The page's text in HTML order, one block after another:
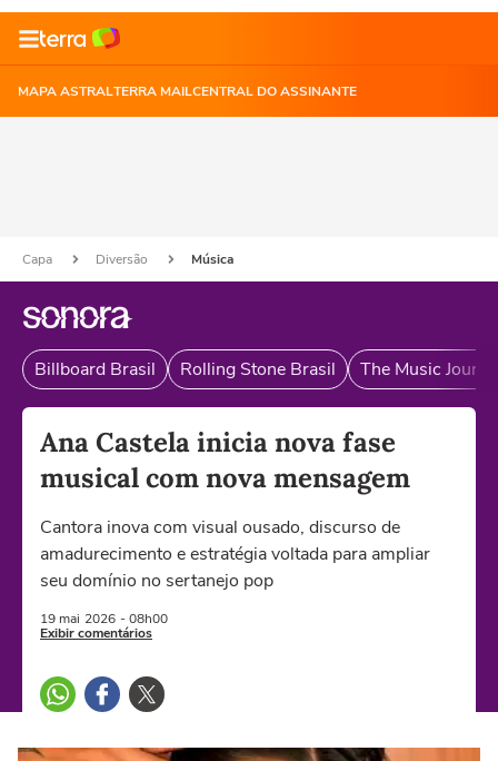
MAPA ASTRALTERRA MAILCENTRAL DO ASSINANTE
Capa Diversão Música
Billboard Brasil Rolling Stone Brasil The Music
Ana Castela inicia nova fase
musical com nova mensagem
Cantora inova com visual ousado, discurso de
amadurecimento e estratégia voltada para ampliar
seu domínio no sertanejo pop
19 mai 2026 - 08h00
Exibir comentários